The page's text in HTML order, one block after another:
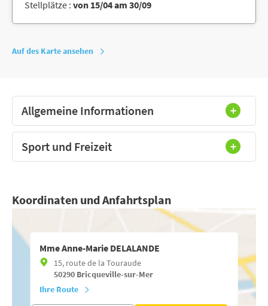
Stellplätze : von 15/04 am 30/09
Auf des Karte ansehen
Allgemeine Informationen
Sport und Freizeit
Koordinaten und Anfahrtsplan
Mme Anne-Marie DELALANDE
15, route de la Touraude
50290 Bricqueville-sur-Mer
Ihre Route